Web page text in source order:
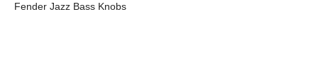
Fender Jazz Bass Knobs